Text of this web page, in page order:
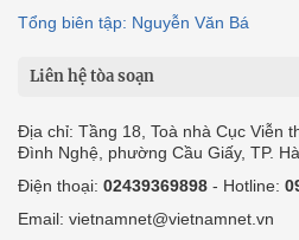
Tổng biên tập: Nguyễn Văn Bá
Liên hệ tòa soạn
Địa chỉ: Tầng 18, Toà nhà Cục Viễn
Đình Nghệ, phường Cầu Giấy, TP. Hà
Điện thoại: 02439369898 - Hotline:
Email: vietnamnet@vietnamnet.vn